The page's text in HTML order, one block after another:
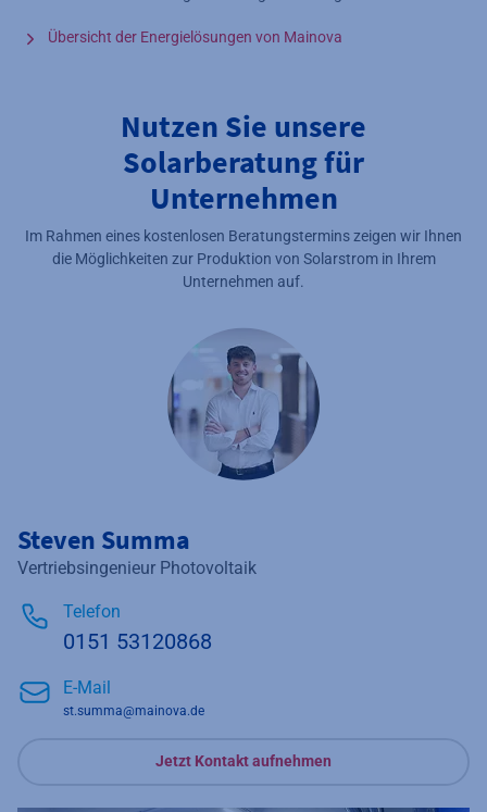
Übersicht der Energielösungen von Mainova
Nutzen Sie unsere
Solarberatung für
Unternehmen
Im Rahmen eines kostenlosen Beratungstermins zeigen wir Ihnen
die Möglichkeiten zur Produktion von Solarstrom in Ihrem
Unternehmen auf.
Steven Summa
Vertriebsingenieur Photovoltaik
Telefon
0151 53120868
E-Mail
st.summa@mainova.de
Jetzt Kontakt aufnehmen